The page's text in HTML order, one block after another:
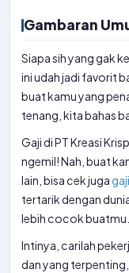
Gambaran
Siapa sih yang gak
ini udah jadi favorit
buat kamu yang
tenang, kita bahas
Gaji di PT Kreasi
ngemil! Nah, buat
lain, bisa cek juga
tertarik dengan
lebih cocok buatmu.
Intinya, carilah
dan yang